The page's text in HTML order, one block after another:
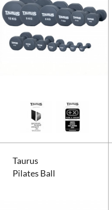
Taurus
Pilates Ball